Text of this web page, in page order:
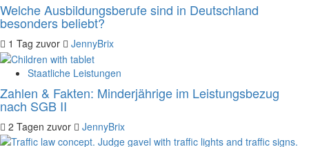
Welche Ausbildungsberufe sind in Deutschland
besonders beliebt?
1 Tag zuvor JennyBrix
Staatliche Leistungen
Zahlen & Fakten: Minderjährige im Leistungsbezug
nach SGB II
2 Tagen zuvor JennyBrix